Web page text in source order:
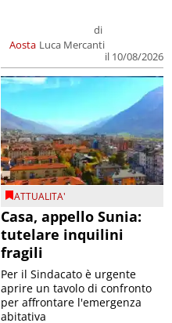
Aosta
di
Luca Mercanti
il 10/08/2026
ATTUALITA'
Casa, appello Sunia:
tutelare inquilini
fragili
Per il Sindacato è urgente
aprire un tavolo di confronto
per affrontare l'emergenza
abitativa